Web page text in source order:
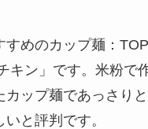
すめのカップ麺：
キン」です。米粉で
カップ麺であっさり
と評判です。